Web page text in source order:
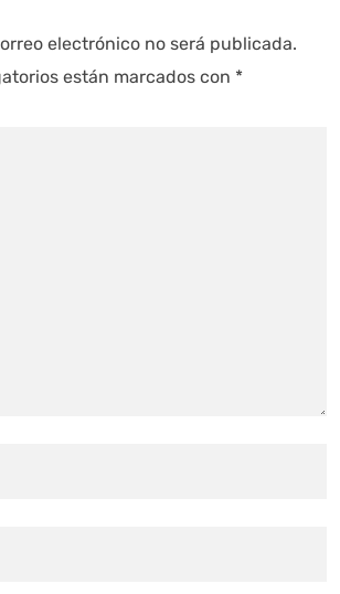
electrónico no será publicada.
están marcados con *